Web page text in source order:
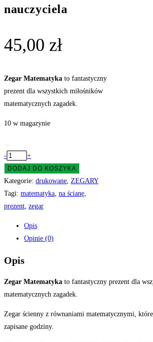
nauczyciela
45,00 zł
Zegar Matematyka to fantastyczny
prezent dla wszystkich miłośników
matematycznych zagadek.
10 w magazynie
ilość
Zegar
matematyczny
matematyka
prezent
- +
DODAJ DO KOSZYKA
Kategorie: drukowane, ZEGARY
Tagi: matematyka, na ścianę,
prezent, zegar
Opis
Opinie (0)
Opis
Zegar Matematyka to fantastyczny prezent dla
matematycznych zagadek.
Zegar ścienny z równaniami matematycznymi,
zapisane godziny.